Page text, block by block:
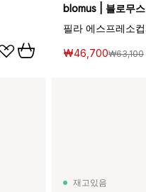
blomus | 블로무스
₩46,700₩63,100
재고있음